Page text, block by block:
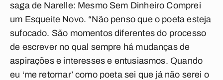
saga de Narelle: Mesmo Sem Dinheiro Comprei
um Esqueite Novo. “Não penso que o poeta esteja
sufocado. São momentos diferentes do processo
de escrever no qual sempre há mudanças de
aspirações e interesses e entusiasmos. Quando
eu ‘me retornar’ como poeta sei que já não serei o